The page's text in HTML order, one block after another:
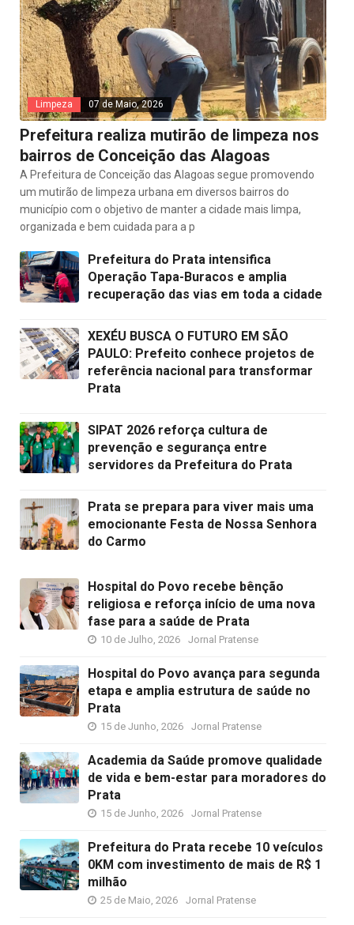
Limpeza 07 de Maio, 2026
Prefeitura realiza mutirão de limpeza nos
bairros de Conceição das Alagoas
A Prefeitura de Conceição das Alagoas segue promovendo
um mutirão de limpeza urbana em diversos bairros do
município com o objetivo de manter a cidade mais limpa,
organizada e bem cuidada para a p
Prefeitura do Prata intensifica
Operação Tapa-Buracos e amplia
recuperação das vias em toda a cidade
XEXÉU BUSCA O FUTURO EM SÃO
PAULO: Prefeito conhece projetos de
referência nacional para transformar
Prata
SIPAT 2026 reforça cultura de
prevenção e segurança entre
servidores da Prefeitura do Prata
Prata se prepara para viver mais uma
emocionante Festa de Nossa Senhora
do Carmo
Hospital do Povo recebe bênção
religiosa e reforça início de uma nova
fase para a saúde de Prata
10 de Julho, 2026 Jornal Pratense
Hospital do Povo avança para segunda
etapa e amplia estrutura de saúde no
Prata
15 de Junho, 2026 Jornal Pratense
Academia da Saúde promove qualidade
de vida e bem-estar para moradores do
Prata
15 de Junho, 2026 Jornal Pratense
Prefeitura do Prata recebe 10 veículos
0KM com investimento de mais de R$ 1
milhão
25 de Maio, 2026 Jornal Pratense